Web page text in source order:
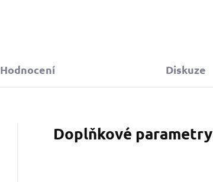
Hodnocení Diskuze
Doplňkové parametry